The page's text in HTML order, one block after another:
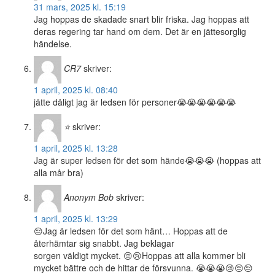
31 mars, 2025 kl. 15:19
Jag hoppas de skadade snart blir friska. Jag hoppas att
deras regering tar hand om dem. Det är en jättesorglig
händelse.
CR7 skriver:
1 april, 2025 kl. 08:40
jätte dåligt jag är ledsen för personer😭😭😭😭😭😭
⭐ skriver:
1 april, 2025 kl. 13:28
Jag är super ledsen för det som hände😭😭😭 (hoppas att
alla mår bra)
Anonym Bob skriver:
1 april, 2025 kl. 13:29
😔Jag är ledsen för det som hänt… Hoppas att de
återhämtar sig snabbt. Jag beklagar
sorgen väldigt mycket. 😔😢Hoppas att alla kommer bli
mycket bättre och de hittar de försvunna. 😭😭😭😢😔😔